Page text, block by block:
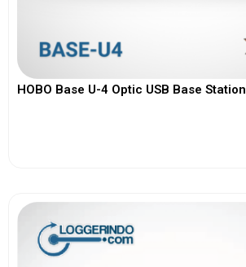
HOBO Base U-4 Optic USB Base Station